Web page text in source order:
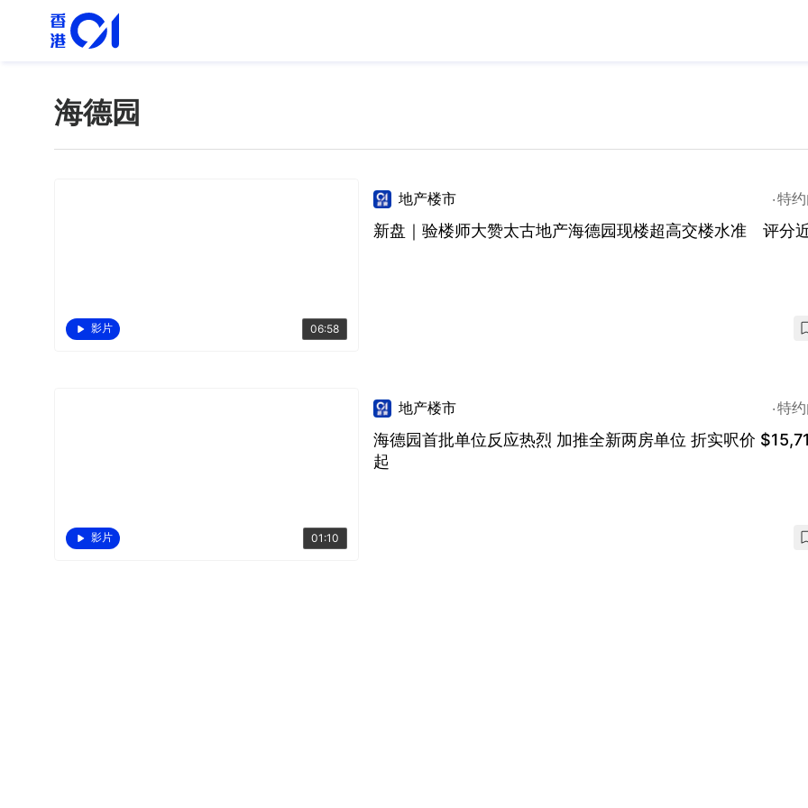
海德园
影片 06:58
地产楼市 特
新盘｜验楼师大赞太古地产海德园现楼超高交楼水准 评分
影片 01:10
地产楼市 特
海德园首批单位反应热烈 加推全新两房单位 折实呎价
起